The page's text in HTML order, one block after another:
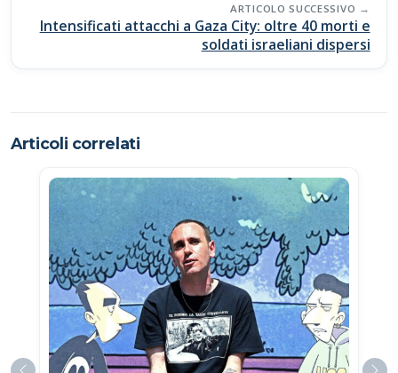
ARTICOLO SUCCESSIVO
Intensificati attacchi a Gaza City: oltre 40 morti e
soldati israeliani dispersi
Articoli correlati